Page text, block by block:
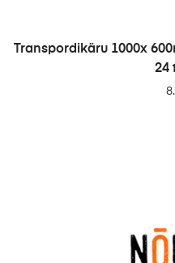
LISA
Transpordikäru 1000x
24